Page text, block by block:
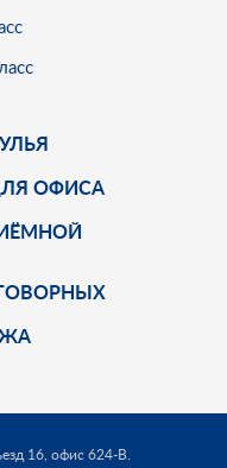
ОФИСА
16, офис 624-В.